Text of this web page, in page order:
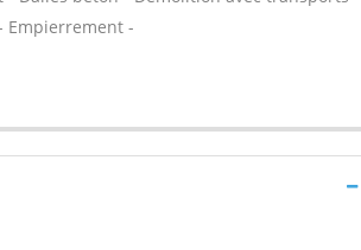
Empierrement -